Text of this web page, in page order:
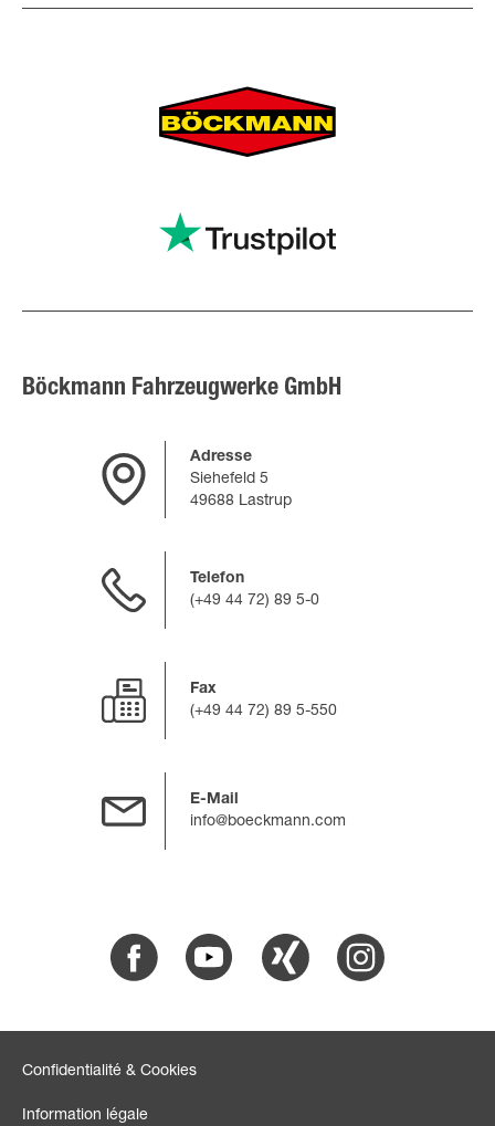
Böckmann Fahrzeugwerke GmbH
Adresse
Siehefeld 5
49688 Lastrup
Telefon
(+49 44 72) 89 5-0
Fax
(+49 44 72) 89 5-550
E-Mail
info@boeckmann.com
Facebook Youtube Xing Instagram
Confidentialité & Cookies
Information légale